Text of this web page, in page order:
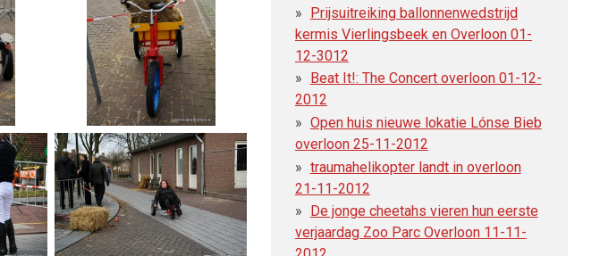
Prijsuitreiking ballonnenwedstrijd
kermis Vierlingsbeek en Overloon 01-
12-3012
Beat It!: The Concert overloon 01-12-
2012
Open huis nieuwe lokatie Lónse Bieb
overloon 25-11-2012
traumahelikopter landt in overloon
21-11-2012
De jonge cheetahs vieren hun eerste
verjaardag Zoo Parc Overloon 11-11-